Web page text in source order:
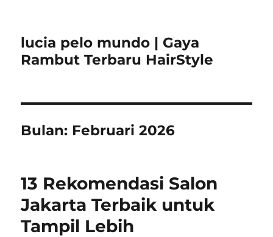
lucia pelo mundo | Gaya
Rambut Terbaru HairStyle
Bulan: Februari 2026
13 Rekomendasi Salon
Jakarta Terbaik untuk
Tampil Lebih